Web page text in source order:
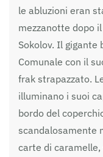
le abluzioni eran
mezzanotte dopo
Sokolov. Il gigante
Comunale con il
frak strapazzato.
illuminano i suoi
bordo del
scandalosamente
carte di